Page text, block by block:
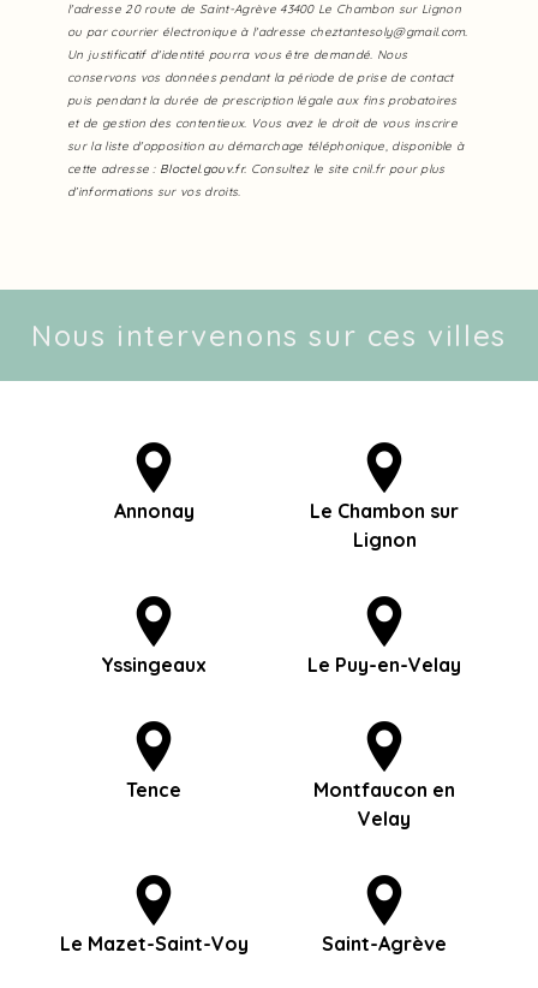
l'adresse 20 route de Saint-Agrève 43400 Le Chambon sur Lignon
ou par courrier électronique à l'adresse cheztantesoly@gmail.com.
Un justificatif d'identité pourra vous être demandé. Nous
conservons vos données pendant la période de prise de contact
puis pendant la durée de prescription légale aux fins probatoires
et de gestion des contentieux. Vous avez le droit de vous inscrire
sur la liste d'opposition au démarchage téléphonique, disponible à
cette adresse : Bloctel.gouv.fr. Consultez le site cnil.fr pour plus
d’informations sur vos droits.
Nous intervenons sur ces villes
Annonay
Le Chambon sur
Lignon
Yssingeaux Le Puy-en-Velay
Tence
Montfaucon en
Velay
Le Mazet-Saint-Voy Saint-Agrève